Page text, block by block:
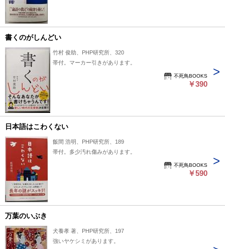
書くのがしんどい
竹村 俊助、PHP研究所、320
帯付。マーカー引きがあります。
不死鳥BOOKS
￥390
日本語はこわくない
飯間 浩明、PHP研究所、189
帯付。多少汚れ傷みがあります。
不死鳥BOOKS
￥590
万葉のいぶき
犬養孝 著、PHP研究所、197
強いヤケシミがあります。